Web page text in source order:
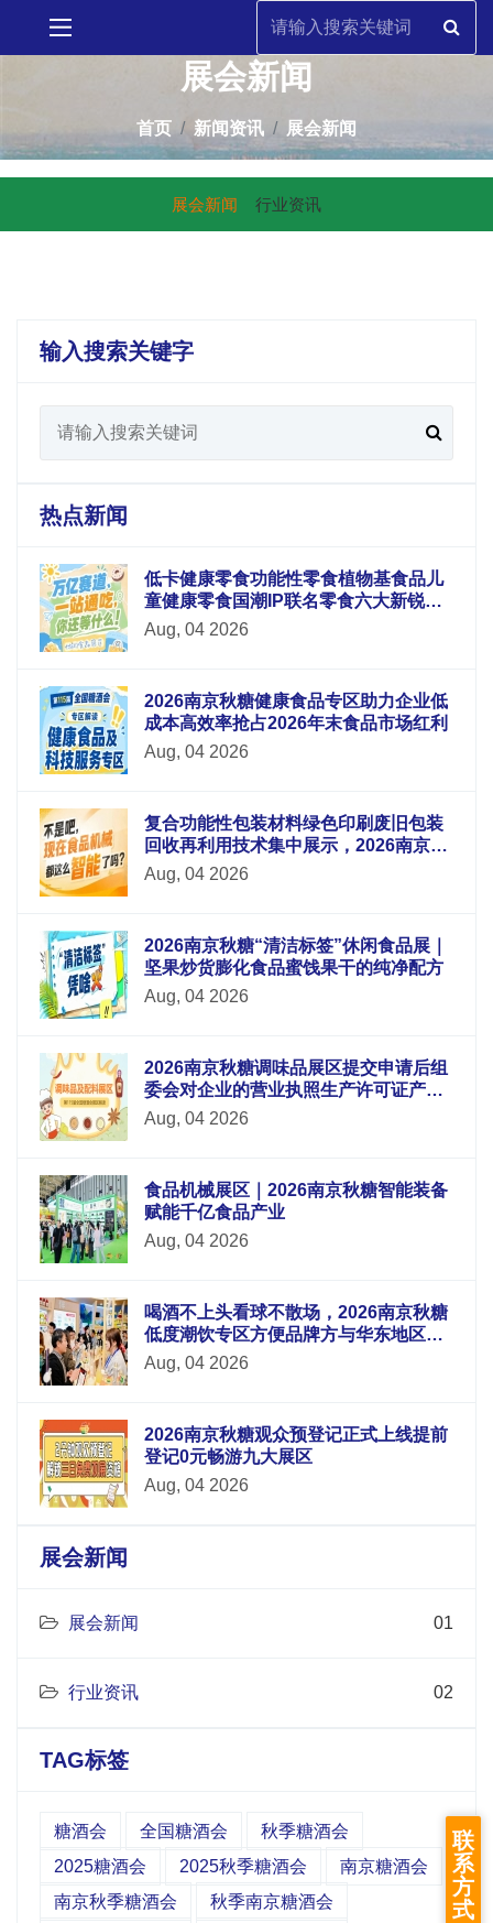
展会新闻
首页 新闻资讯 展会新闻
展会新闻 行业资讯
输入搜索关键字
热点新闻
低卡健康零食功能性零食植物基食品儿
童健康零食国潮IP联名零食六大新锐板
块重磅升级
Aug, 04 2026
2026南京秋糖健康食品专区助力企业低
成本高效率抢占2026年末食品市场红利
Aug, 04 2026
复合功能性包装材料绿色印刷废旧包装
回收再利用技术集中展示，2026南京秋
糖9号馆循环经济
Aug, 04 2026
2026南京秋糖“清洁标签”休闲食品展｜
坚果炒货膨化食品蜜饯果干的纯净配方
Aug, 04 2026
2026南京秋糖调味品展区提交申请后组
委会对企业的营业执照生产许可证产品
检测报告等材料进行审核
Aug, 04 2026
食品机械展区｜2026南京秋糖智能装备
赋能千亿食品产业
Aug, 04 2026
喝酒不上头看球不散场，2026南京秋糖
低度潮饮专区方便品牌方与华东地区酒
吧连锁便利店电商平台采购商面对面洽
Aug, 04 2026
2026南京秋糖观众预登记正式上线提前
登记0元畅游九大展区
Aug, 04 2026
展会新闻
展会新闻 01
行业资讯 02
TAG标签
糖酒会 全国糖酒会
秋季糖酒会
2025糖酒会
2025秋季糖酒会
南京糖酒会
南京秋季糖酒会
秋季南京糖酒会
联
系
方
式